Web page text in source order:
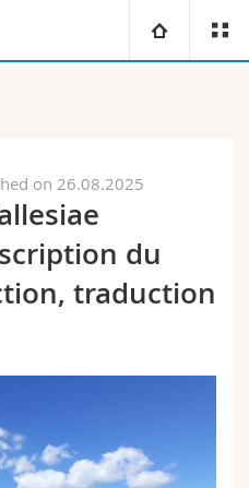
Social sciences
on 26.08.2025
du
traduction